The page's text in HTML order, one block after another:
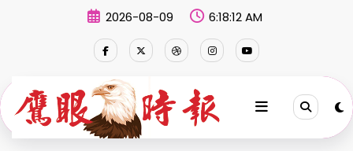
2026-08-09 6:18:13 AM